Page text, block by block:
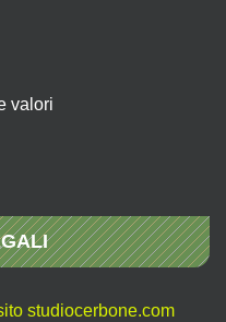
valori
studiocerbone.com